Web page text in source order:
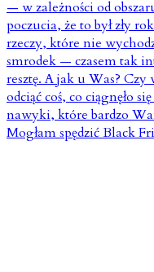
Mogłam spędzić Black